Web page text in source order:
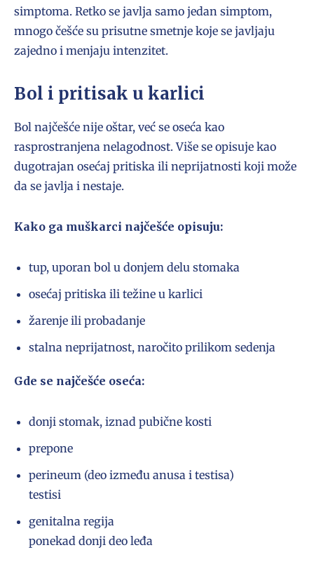
simptoma. Retko se javlja samo jedan simptom,
mnogo češće su prisutne smetnje koje se javljaju
zajedno i menjaju intenzitet.
Bol i pritisak u karlici
Bol najčešće nije oštar, već se oseća kao
rasprostranjena nelagodnost. Više se opisuje kao
dugotrajan osećaj pritiska ili neprijatnosti koji može
da se javlja i nestaje.
Kako ga muškarci najčešće opisuju:
tup, uporan bol u donjem delu stomaka
osećaj pritiska ili težine u karlici
žarenje ili probadanje
stalna neprijatnost, naročito prilikom sedenja
Gde se najčešće oseća:
donji stomak, iznad pubične kosti
prepone
perineum (deo između anusa i testisa)
testisi
genitalna regija
ponekad donji deo leđa